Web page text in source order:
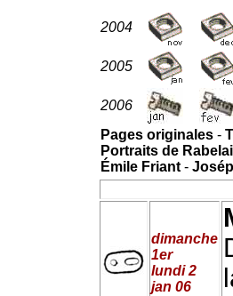
2004
2005
2006
Pages originales -
Portraits de
Émile Friant -
dimanche
1er
lundi 2
jan 06